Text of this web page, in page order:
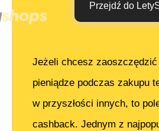
Przejdź do
Jeżeli chcesz zaoszczędzić
pieniądze podczas zakupu
w przyszłości innych, to
cashback. Jednym z